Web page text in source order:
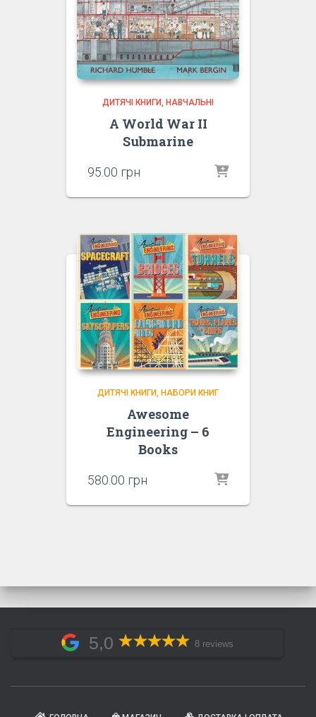
ДИТЯЧІ КНИГИ НАВЧАЛЬНІ
A World War II
Submarine
95.00 грн
ДИТЯЧІ КНИГИ НАБОРИ КНИГ
Awesome
Engineering – 6
Books
580.00 грн
5,0 8 reviews